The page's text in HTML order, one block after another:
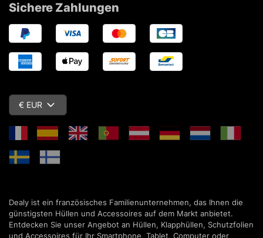
Sichere Zahlungen
€ EUR
Dealy ist ein französisches Familienunternehmen, das Ihnen die
günstigsten Hüllen und Accessoires auf dem Markt anbietet.
Entdecken Sie unser Angebot an Hüllen, Klapphüllen, Schutzfolien
und Accessoires für Ihr Smartphone, Tablet, Computer oder